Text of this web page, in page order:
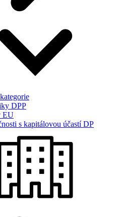
DPP
EU
s kapitálovou účastí DP